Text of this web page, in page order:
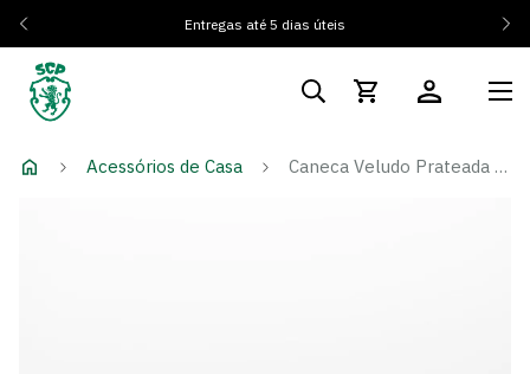
Entregas até 5 dias úteis
Acessórios de Casa Caneca Veludo Prateada SCP